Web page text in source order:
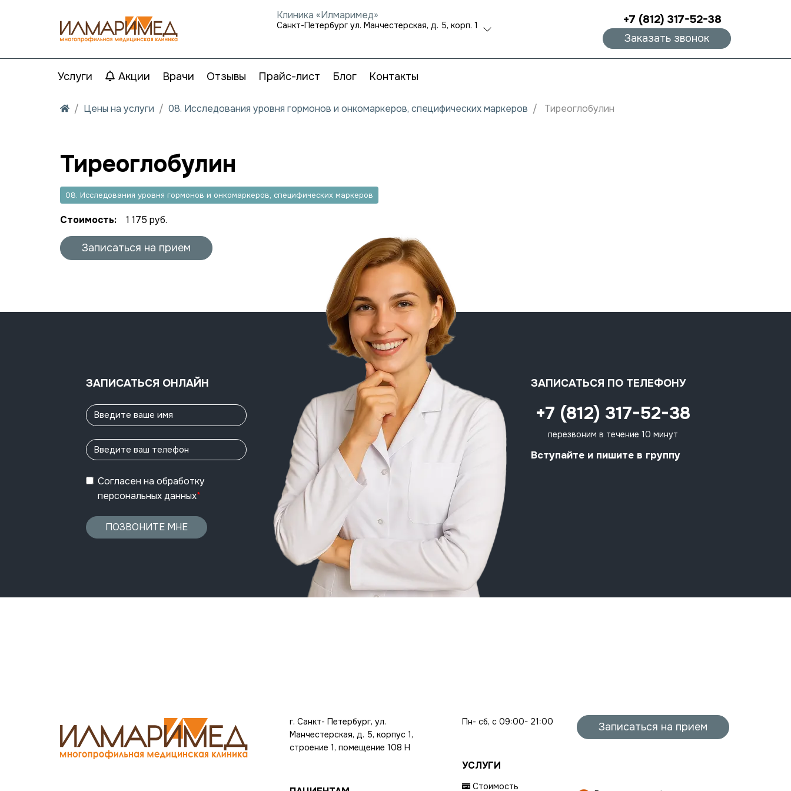
Клиника «Илмаримед»
Санкт-Петербург ул. Манчестерская, д. 5, корп. 1 +7 (812) 317-52-38
Заказать звонок
Услуги Акции Врачи Отзывы Прайс-лист Блог Контакты
Цены на услуги 08. Исследования уровня гормонов и онкомаркеров, специфических маркеров Тиреоглобулин
Тиреоглобулин
08. Исследования уровня гормонов и онкомаркеров, специфических маркеров
Стоимость: 1 175 руб.
Записаться на прием
ЗАПИСАТЬСЯ ОНЛАЙН
Согласен на обработку
персональных данных*
ПОЗВОНИТЕ МНЕ
ЗАПИСАТЬСЯ ПО ТЕЛЕФОНУ
+7 (812) 317-52-38
перезвоним в течение 10 минут
Вступайте и пишите в группу
г. Санкт- Петербург, ул.
Манчестерская, д. 5, корпус 1,
строение 1, помещение 108 Н
Пн- сб, с 09:00- 21:00
УСЛУГИ
Стоимость
Записаться на прием